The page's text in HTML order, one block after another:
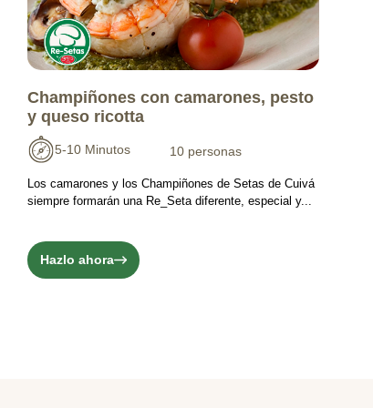
Champiñones con camarones, pesto
y queso ricotta
5-10 Minutos 10 personas
Los camarones y los Champiñones de Setas de Cuivá
siempre formarán una Re_Seta diferente, especial y...
Hazlo ahora